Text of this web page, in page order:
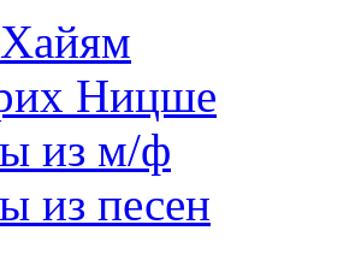
Ницше
из м/ф
из песен